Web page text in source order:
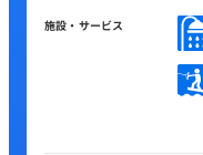
施設・サービス